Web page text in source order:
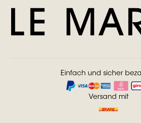
Einfach und sicher
Versand mit